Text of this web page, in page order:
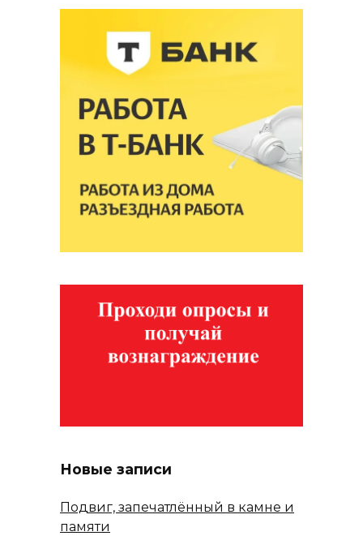
Новые записи
Подвиг, запечатлённый в камне и
памяти